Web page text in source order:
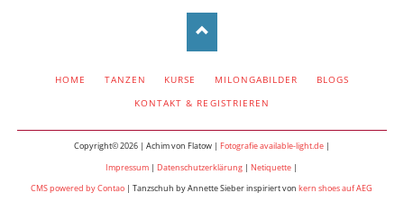
HOME TANZEN KURSE MILONGABILDER
BLOGS
KONTAKT & REGISTRIEREN
Copyright© 2026 | Achim von Flatow | Fotografie available-light.de|
Impressum |Datenschutzerklärung |Netiquette |
CMS powered by Contao | Tanzschuh by Annette Sieber inspiriert vonkern shoes auf AEG